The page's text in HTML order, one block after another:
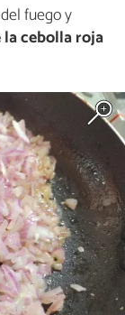
fuego y
cebolla roja